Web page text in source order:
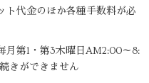
金のほか各種手数料が必
第1・第3木曜日AM2:00～8:
きができません